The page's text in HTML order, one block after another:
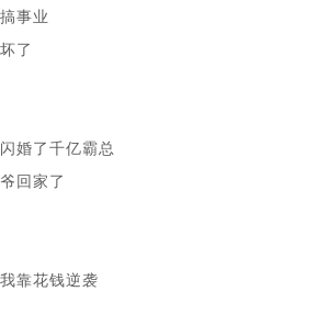
事业
了
婚了千亿霸总
回家了
靠花钱逆袭